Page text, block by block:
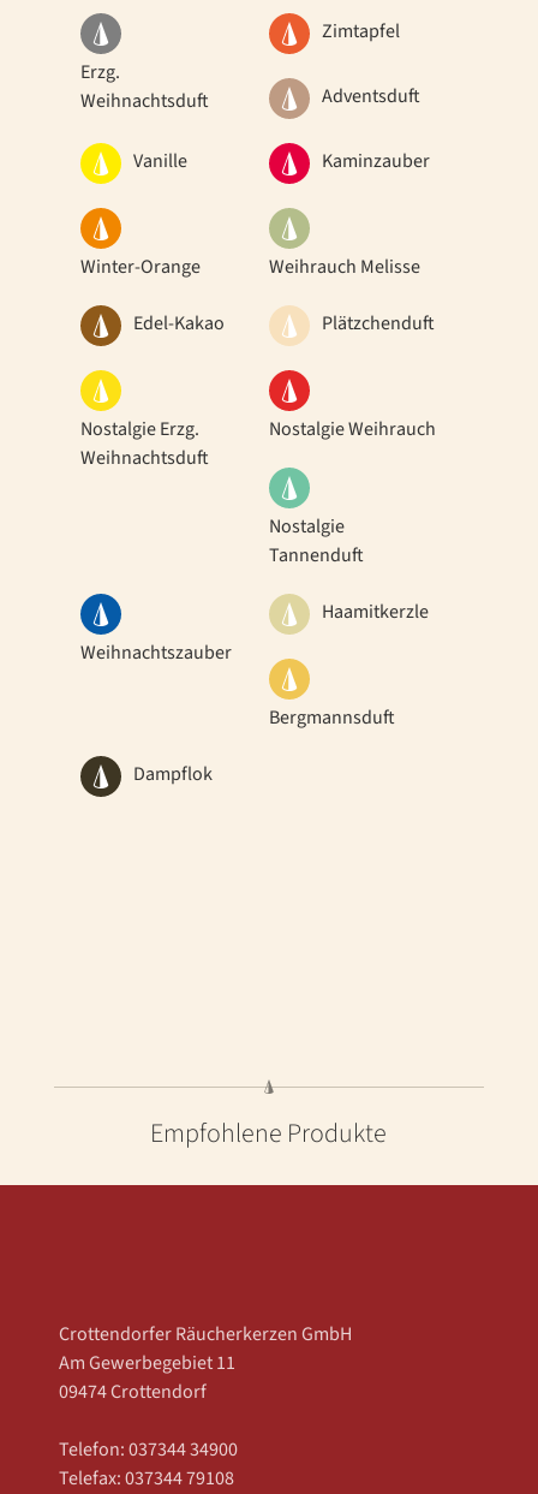
Erzg.
Weihnachtsduft
Zimtapfel
Adventsduft
Vanille Kaminzauber
Winter-Orange Weihrauch Melisse
Edel-Kakao Plätzchenduft
Nostalgie Erzg.
Weihnachtsduft
Nostalgie Weihrauch
Nostalgie
Tannenduft
Weihnachtszauber
Haamitkerzle
Bergmannsduft
Dampflok
Empfohlene Produkte
Crottendorfer Räucherkerzen GmbH
Am Gewerbegebiet 11
09474 Crottendorf
Telefon: 037344 34900
Telefax: 037344 79108